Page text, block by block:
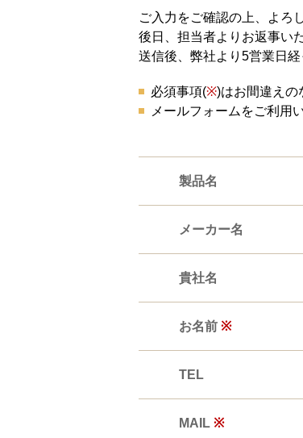
ご入力をご確認の上、よろ
後日、担当者よりお返事い
送信後、弊社より5営業日
必須事項(※)はお間違えの
メールフォームをご利用
製品名
メーカー名
貴社名
お名前 ※
TEL
MAIL ※